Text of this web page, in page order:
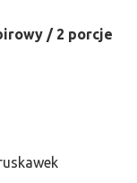
/ 2 porcje